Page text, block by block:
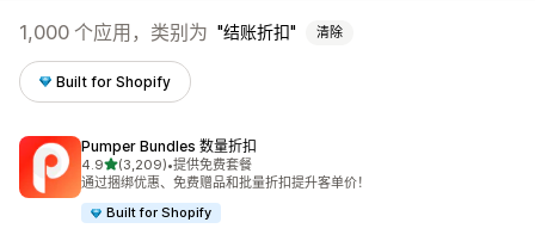
1,000 个应用，类别为 结账折扣 清除
Built for Shopify
Pumper Bundles 数量折扣
4.9星（满分 5 星）
(3,209)
总共 3209 条评论
•提供免费套餐
通过捆绑优惠、免费赠品和批量折扣提升客单价！
Built for Shopify